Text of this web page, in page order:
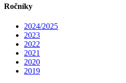
Ročníky
2024/2025
2023
2022
2021
2020
2019